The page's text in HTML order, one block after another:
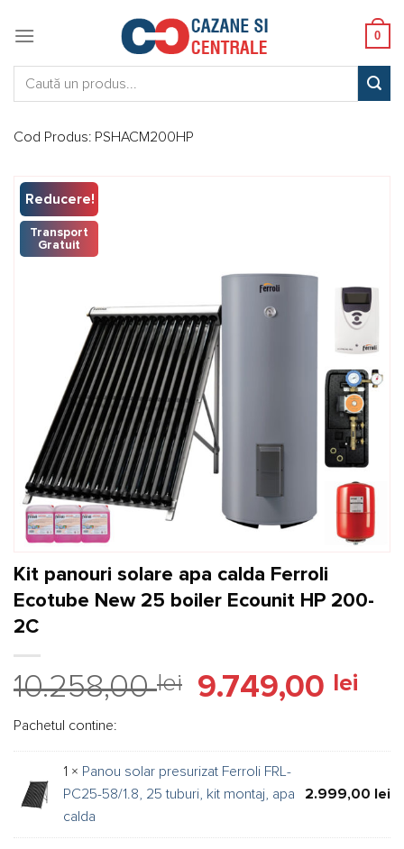
0
Cod Produs: PSHACM200HP
Reducere!
Transport
Gratuit
Kit panouri solare apa calda Ferroli
Ecotube New 25 boiler Ecounit HP 200-
2C
10.258,00lei
Prețul
inițial
fost:
10.258,00 lei.
9.749,00 lei
Pachetul contine:
1 × Panou solar presurizat Ferroli FRL-
PC25-58/1.8, 25 tuburi, kit montaj, apa
calda
2.999,00 lei